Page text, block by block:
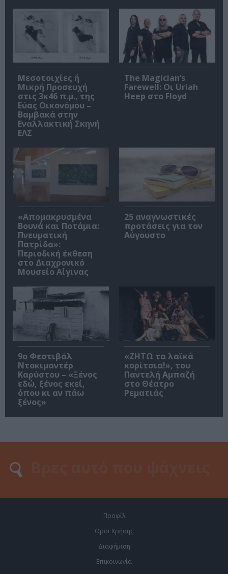
Μεσοτοιχίες ή
Μικρή Προσευχή
στις 3κ46 π.μ., της
Εύας Οικονόμου –
Βαμβακά στην
Εναλλακτική Σκηνή
ΕΛΣ
The Magician’s
Farewell: Οι Uriah
Heep στο Floyd
«Απομακρυσμένα
Βουνά και Ποτάμια:
Πνευματική
Πατρίδα»:
Περιοδική έκθεση
στο Διαχρονικό
Μουσείο Αίγινας
25 αναγνωστικές
προτάσεις για τον
Αύγουστο
9ο Φεστιβάλ
Ντοκιμαντέρ
Καρύστου – «Ξένος
εδώ, ξένος εκεί,
όπου κι αν πάω
ξένος»
«ΖΗΤΩ τα λαϊκά
κορίτσια!», του
Παντελή Αμπαζή
στο Θέατρο
Ρεματιάς
Προφίλ
Οροι Χρήσης
Διαφήμιση
Επικοινωνία